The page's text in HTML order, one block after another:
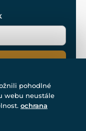
2007-2026.
pohodlné
webu neustále
ochrana